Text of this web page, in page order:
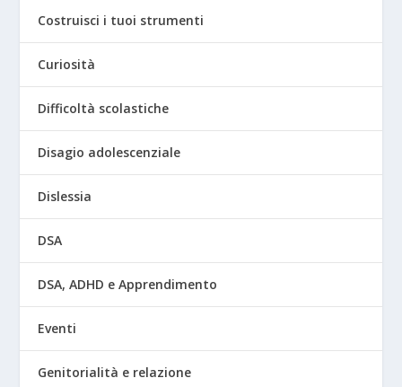
Costruisci i tuoi strumenti
Curiosità
Difficoltà scolastiche
Disagio adolescenziale
Dislessia
DSA
DSA, ADHD e Apprendimento
Eventi
Genitorialità e relazione